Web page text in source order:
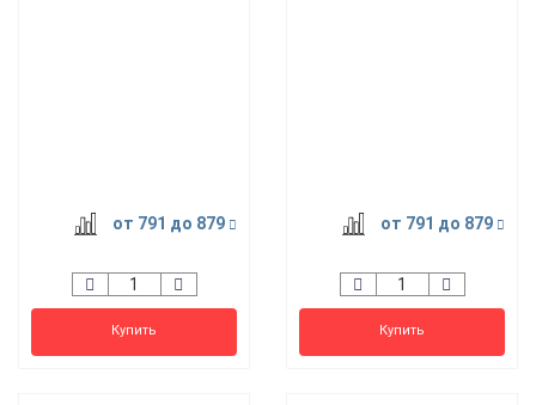
от 791 до 879
Купить
от 791 до 879
Купить